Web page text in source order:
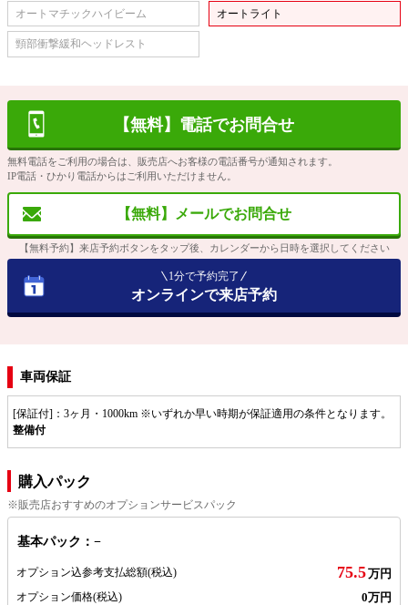
オートマチックハイビーム オートライト
頸部衝撃緩和ヘッドレスト
【無料】電話でお問合せ
無料電話をご利用の場合は、販売店へお客様の電話番号が通知されます。
IP電話・ひかり電話からはご利用いただけません。
【無料】メールでお問合せ
【無料予約】来店予約ボタンをタップ後、カレンダーから日時を選択してください
1分で予約完了
オンラインで来店予約
車両保証
[保証付]：3ヶ月・1000km ※いずれか早い時期が保証適用の条件となります。
整備付
購入パック
※販売店おすすめのオプションサービスパック
基本パック：−
オプション込参考支払総額(税込) 75.5万円
オプション価格(税込) 0万円